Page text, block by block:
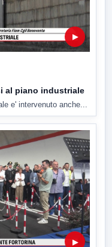
▶
al piano industriale
e' intervenuto anche...
▶